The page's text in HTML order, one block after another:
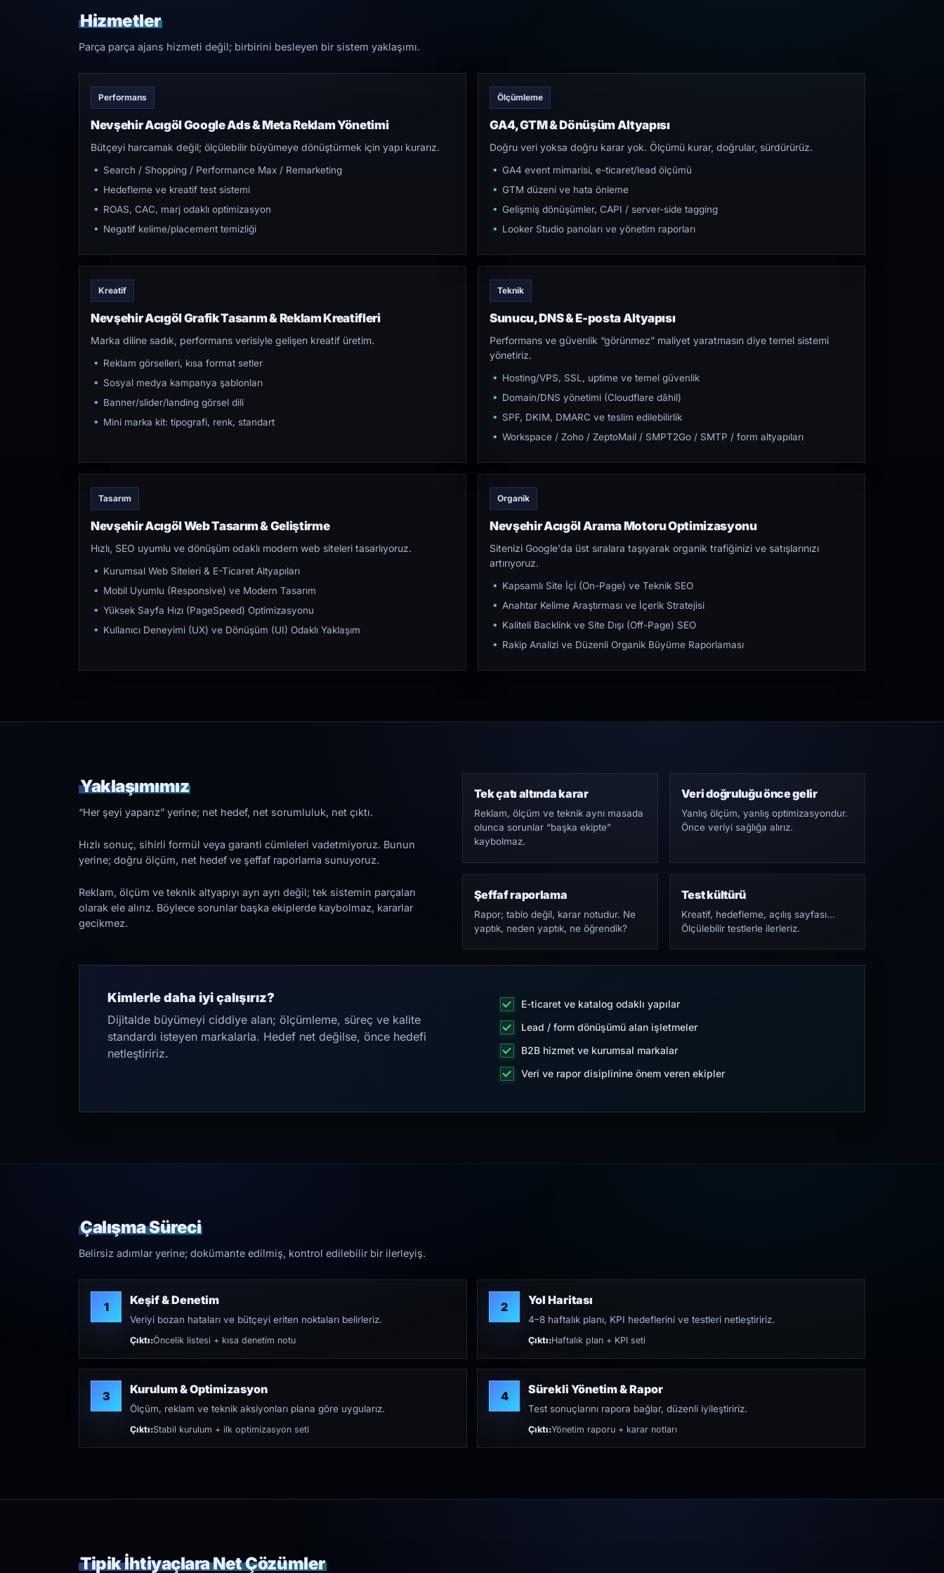
Hizmetler
Parça parça ajans hizmeti değil; birbirini besleyen bir sistem yaklaşımı.
Performans
Nevşehir Acıgöl Google Ads & Meta Reklam Yönetimi
Bütçeyi harcamak değil; ölçülebilir büyümeye dönüştürmek için yapı kurarız.
Search / Shopping / Performance Max / Remarketing
Hedefleme ve kreatif test sistemi
ROAS, CAC, marj odaklı optimizasyon
Negatif kelime/placement temizliği
Ölçümleme
GA4, GTM & Dönüşüm Altyapısı
Doğru veri yoksa doğru karar yok. Ölçümü kurar, doğrular, sürdürürüz.
GA4 event mimarisi, e-ticaret/lead ölçümü
GTM düzeni ve hata önleme
Gelişmiş dönüşümler, CAPI / server-side tagging
Looker Studio panoları ve yönetim raporları
Kreatif
Nevşehir Acıgöl Grafik Tasarım & Reklam Kreatifleri
Marka diline sadık, performans verisiyle gelişen kreatif üretim.
Reklam görselleri, kısa format setler
Sosyal medya kampanya şablonları
Banner/slider/landing görsel dili
Mini marka kit: tipografi, renk, standart
Teknik
Sunucu, DNS & E-posta Altyapısı
Performans ve güvenlik “görünmez” maliyet yaratmasın diye temel sistemi
yönetiriz.
Hosting/VPS, SSL, uptime ve temel güvenlik
Domain/DNS yönetimi (Cloudflare dâhil)
SPF, DKIM, DMARC ve teslim edilebilirlik
Workspace / Zoho / ZeptoMail / SMPT2Go / SMTP / form altyapıları
Tasarım
Nevşehir Acıgöl Web Tasarım & Geliştirme
Hızlı, SEO uyumlu ve dönüşüm odaklı modern web siteleri tasarlıyoruz.
Kurumsal Web Siteleri & E-Ticaret Altyapıları
Mobil Uyumlu (Responsive) ve Modern Tasarım
Yüksek Sayfa Hızı (PageSpeed) Optimizasyonu
Kullanıcı Deneyimi (UX) ve Dönüşüm (UI) Odaklı Yaklaşım
Organik
Nevşehir Acıgöl Arama Motoru Optimizasyonu
Sitenizi Google'da üst sıralara taşıyarak organik trafiğinizi ve satışlarınızı
artırıyoruz.
Kapsamlı Site İçi (On-Page) ve Teknik SEO
Anahtar Kelime Araştırması ve İçerik Stratejisi
Kaliteli Backlink ve Site Dışı (Off-Page) SEO
Rakip Analizi ve Düzenli Organik Büyüme Raporlaması
Yaklaşımımız
“Her şeyi yaparız” yerine; net hedef, net sorumluluk, net çıktı.
Hızlı sonuç, sihirli formül veya garanti cümleleri vadetmiyoruz. Bunun
yerine; doğru ölçüm, net hedef ve şeffaf raporlama sunuyoruz.
Reklam, ölçüm ve teknik altyapıyı ayrı ayrı değil; tek sistemin parçaları
olarak ele alırız. Böylece sorunlar başka ekiplerde kaybolmaz, kararlar
gecikmez.
Tek çatı altında karar
Reklam, ölçüm ve teknik aynı masada
olunca sorunlar “başka ekipte”
kaybolmaz.
Veri doğruluğu önce gelir
Yanlış ölçüm, yanlış optimizasyondur.
Önce veriyi sağlığa alırız.
Şeffaf raporlama
Rapor; tablo değil, karar notudur. Ne
yaptık, neden yaptık, ne öğrendik?
Test kültürü
Kreatif, hedefleme, açılış sayfası…
Ölçülebilir testlerle ilerleriz.
Kimlerle daha iyi çalışırız?
Dijitalde büyümeyi ciddiye alan; ölçümleme, süreç ve kalite
standardı isteyen markalarla. Hedef net değilse, önce hedefi
netleştiririz.
E-ticaret ve katalog odaklı yapılar
Lead / form dönüşümü alan işletmeler
B2B hizmet ve kurumsal markalar
Veri ve rapor disiplinine önem veren ekipler
Çalışma Süreci
Belirsiz adımlar yerine; dokümante edilmiş, kontrol edilebilir bir ilerleyiş.
1 Keşif & Denetim
Veriyi bozan hataları ve bütçeyi eriten noktaları belirleriz.
Çıktı:Öncelik listesi + kısa denetim notu
2 Yol Haritası
4–8 haftalık planı, KPI hedeflerini ve testleri netleştiririz.
Çıktı:Haftalık plan + KPI seti
3 Kurulum & Optimizasyon
Ölçüm, reklam ve teknik aksiyonları plana göre uygularız.
Çıktı:Stabil kurulum + ilk optimizasyon seti
4 Sürekli Yönetim & Rapor
Test sonuçlarını rapora bağlar, düzenli iyileştiririz.
Çıktı:Yönetim raporu + karar notları
Tipik İhtiyaçlara Net Çözümler